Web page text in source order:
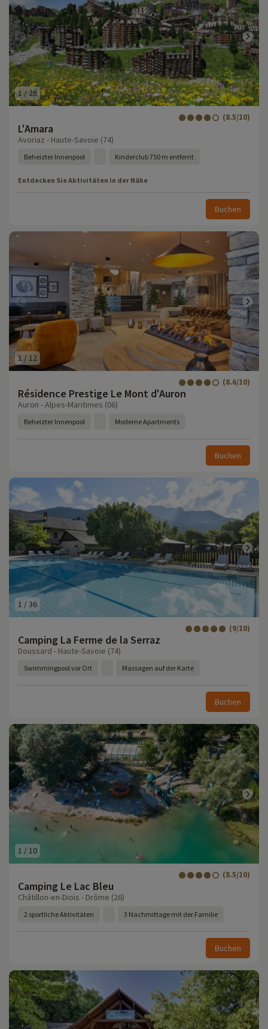
1 /26
L'Amara
(8.5/10)
Avoriaz - Haute-Savoie (74)
Beheizter Innenpool Kinderclub 750 m entfernt
Entdecken Sie Aktivitäten in der Nähe
Buchen
1 /12
Résidence Prestige Le Mont d'Auron
(8.6/10)
Auron - Alpes-Maritimes (06)
Beheizter Innenpool Moderne Apartments
Buchen
1 /36
Camping La Ferme de la Serraz
(9/10)
Doussard - Haute-Savoie (74)
Swimmingpool vor Ort Massagen auf der Karte
Buchen
1 / 10
Camping Le Lac Bleu
(8.5/10)
Châtillon-en-Diois - Drôme (26)
2 sportliche Aktivitäten 3 Nachmittage mit der Familie
Buchen